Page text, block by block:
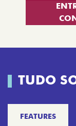
TUDO
FEATURES